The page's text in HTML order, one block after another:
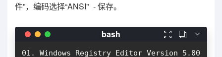
件”，编码选择“ANSI" - 保存。
  